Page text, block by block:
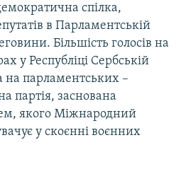
спілка,
в Парламентській
Більшість голосів на
у Республіці Сербській
на парламентських –
партія, заснована
якого Міжнародний
у скоєнні воєнних